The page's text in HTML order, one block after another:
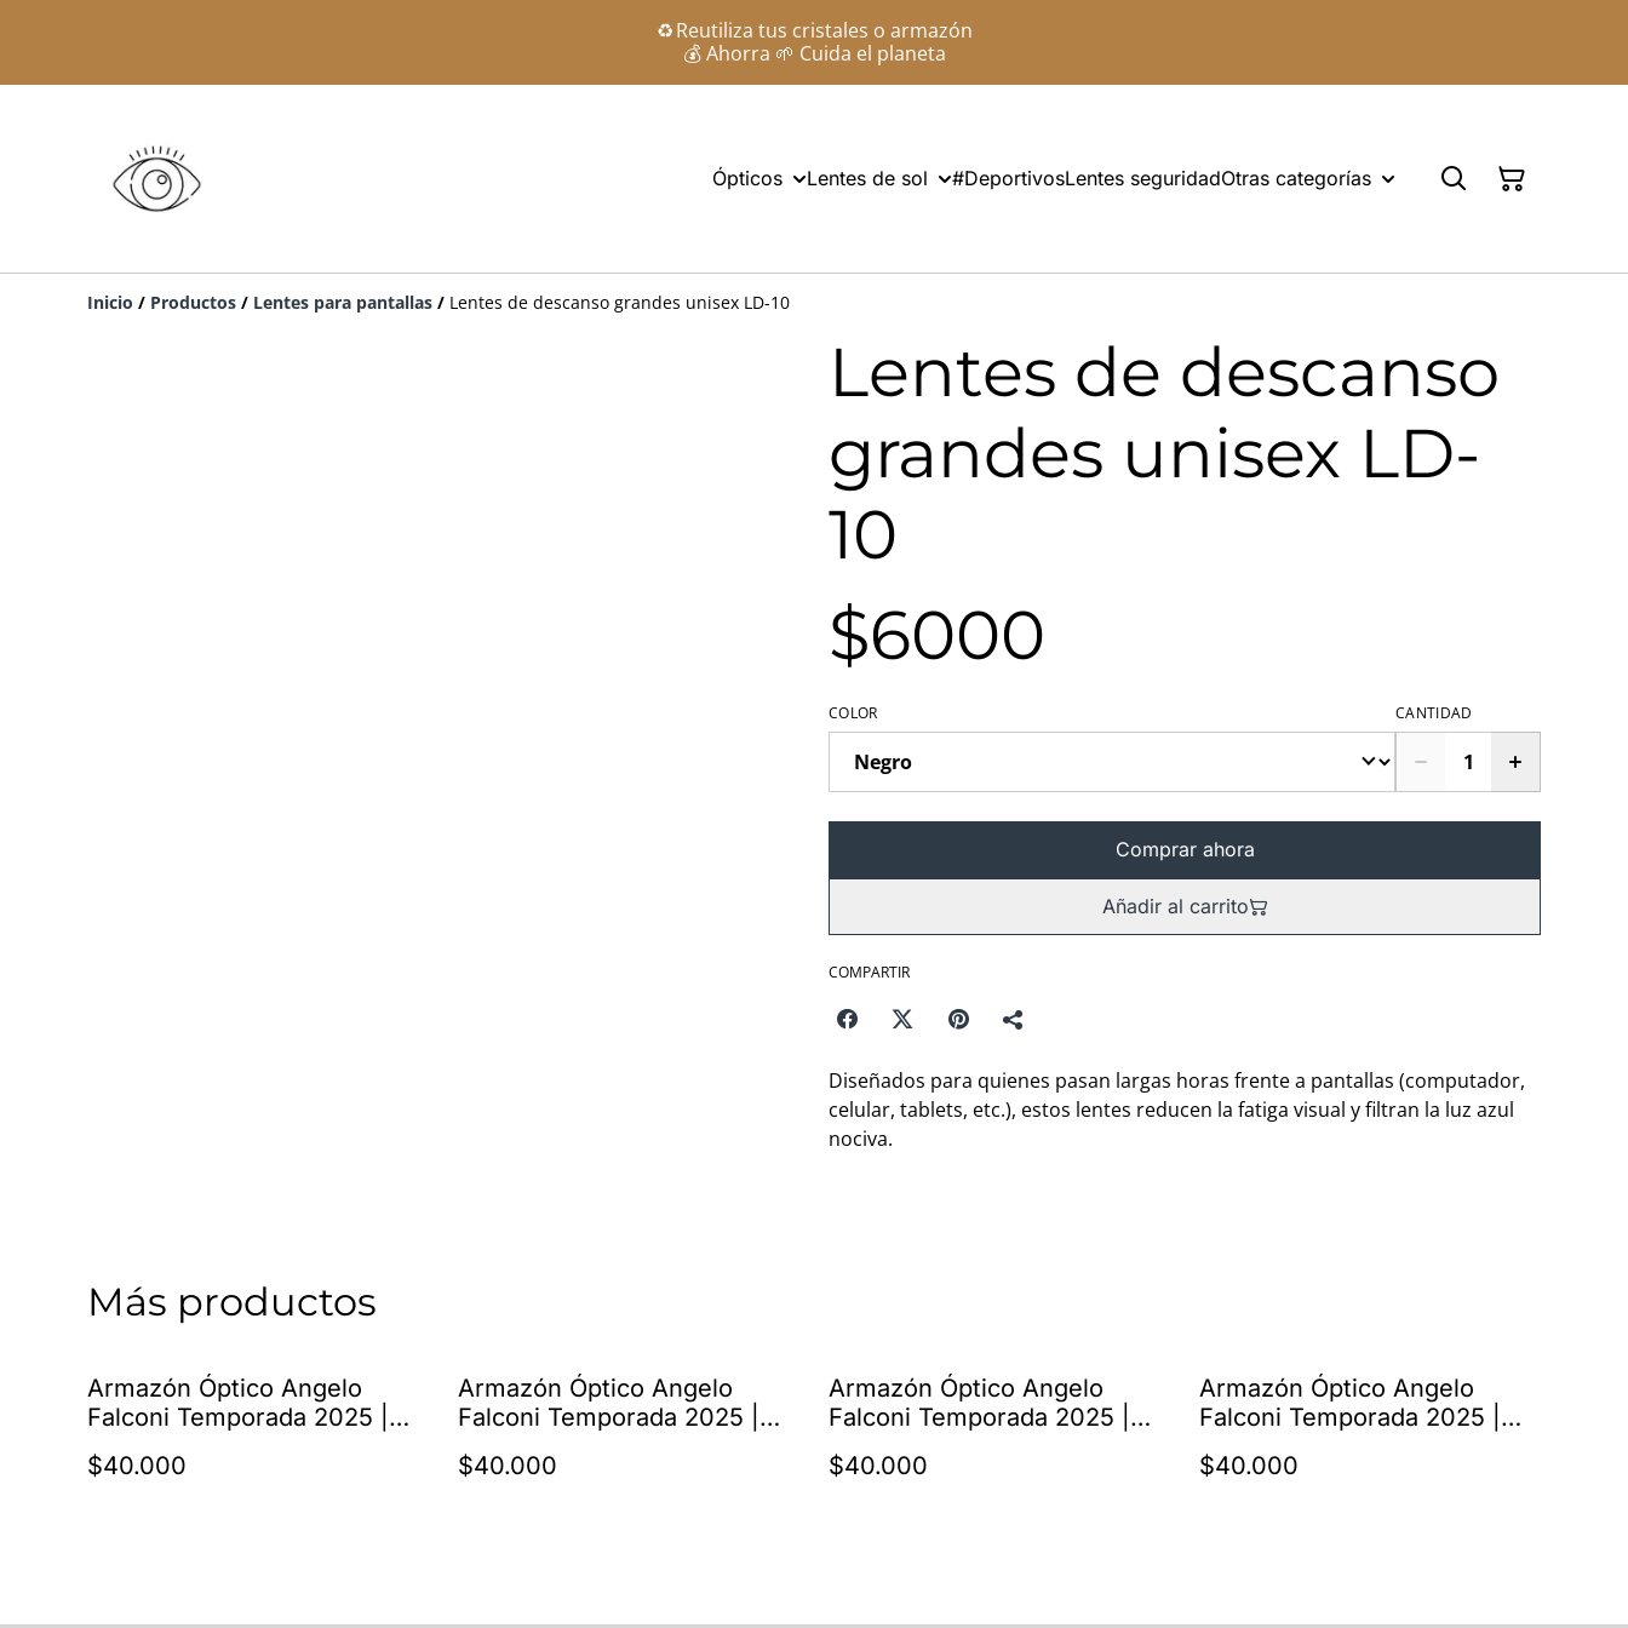
♻️ Reutiliza tus cristales o armazón
💰 Ahorra 🌱 Cuida el planeta
Ópticos Lentes de sol #DeportivosLentes seguridadOtras categorías
Inicio / Productos / Lentes para pantallas / Lentes de descanso grandes unisex LD-10
Lentes de descanso
grandes unisex LD-
10
$6000
COLOR CANTIDAD
Comprar ahora
Añadir al carrito
COMPARTIR
Diseñados para quienes pasan largas horas frente a pantallas (computador,
celular, tablets, etc.), estos lentes reducen la fatiga visual y filtran la luz azul
nociva.
Más productos
Armazón Óptico Angelo
Falconi Temporada 2025 |
AMAF-2260 C2
$40.000
Armazón Óptico Angelo
Falconi Temporada 2025 |
AMAF-2255 C4
$40.000
Armazón Óptico Angelo
Falconi Temporada 2025 |
AMAF-2255 C3
$40.000
Armazón Óptico Angelo
Falconi Temporada 2025 |
AMAF-2255 C2
$40.000